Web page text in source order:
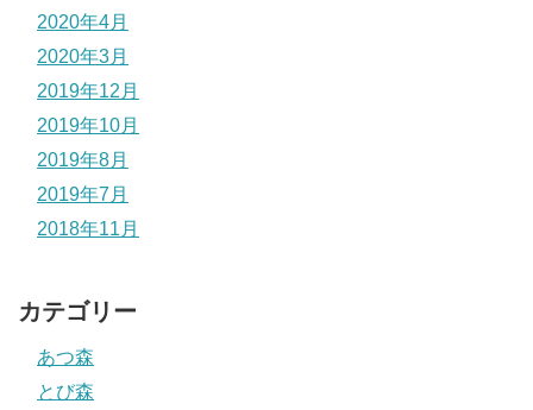
2020年4月
2020年3月
2019年12月
2019年10月
2019年8月
2019年7月
2018年11月
カテゴリー
あつ森
とび森